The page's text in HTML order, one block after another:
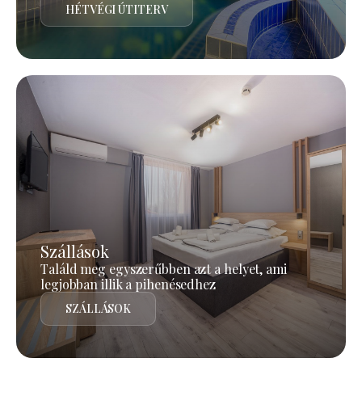
HÉTVÉGI ÚTITERV
Szállások
Találd meg egyszerűbben azt a helyet, ami
legjobban illik a pihenésedhez
SZÁLLÁSOK